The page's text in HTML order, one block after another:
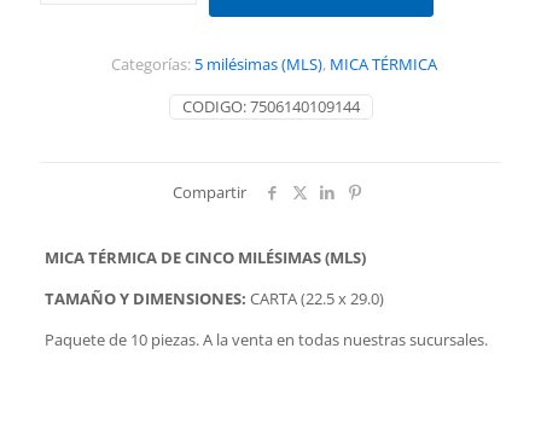
CODIGO:7506140109144
Categorías: 5 milésimas (MLS), MICA TÉRMICA
Compartir
MICA TÉRMICA DE CINCO MILÉSIMAS (MLS)
TAMAÑO Y DIMENSIONES: CARTA (22.5 x 29.0)
Paquete de 10 piezas. A la venta en todas nuestras sucursales.